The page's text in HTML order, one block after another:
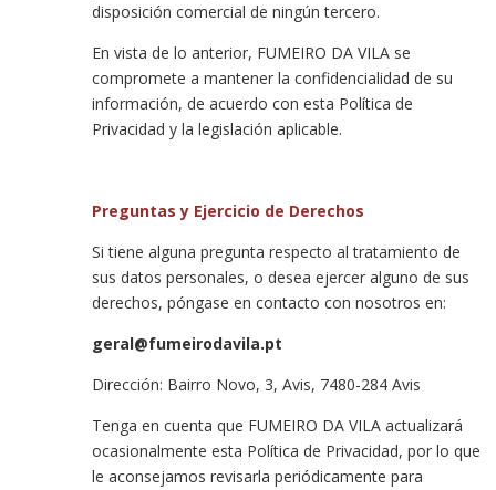
disposición comercial de ningún tercero.
En vista de lo anterior, FUMEIRO DA VILA se
compromete a mantener la confidencialidad de su
información, de acuerdo con esta Política de
Privacidad y la legislación aplicable.
Preguntas y Ejercicio de Derechos
Si tiene alguna pregunta respecto al tratamiento de
sus datos personales, o desea ejercer alguno de sus
derechos, póngase en contacto con nosotros en:
geral@fumeirodavila.pt
Dirección: Bairro Novo, 3, Avis, 7480-284 Avis
Tenga en cuenta que FUMEIRO DA VILA actualizará
ocasionalmente esta Política de Privacidad, por lo que
le aconsejamos revisarla periódicamente para